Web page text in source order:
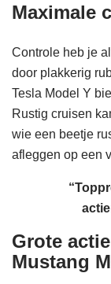
Maximale
Controle heb je
door plakkerig
Tesla Model Y
Rustig cruisen
wie een beetje
afleggen op een
Grote
Mustang